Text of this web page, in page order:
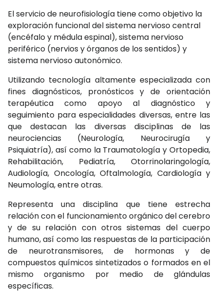
El servicio de neurofisiología tiene como objetivo la
exploración funcional del sistema nervioso central
(encéfalo y médula espinal), sistema nervioso
periférico (nervios y órganos de los sentidos) y
sistema nervioso autonómico.
Utilizando tecnología altamente especializada con
fines diagnósticos, pronósticos y de orientación
terapéutica como apoyo al diagnóstico y
seguimiento para especialidades diversas, entre las
que destacan las diversas disciplinas de las
neurociencias (Neurología, Neurocirugía y
Psiquiatría), así como la Traumatología y Ortopedia,
Rehabilitación, Pediatría, Otorrinolaringología,
Audiología, Oncología, Oftalmología, Cardiología y
Neumología, entre otras.
Representa una disciplina que tiene estrecha
relación con el funcionamiento orgánico del cerebro
y de su relación con otros sistemas del cuerpo
humano, así como las respuestas de la participación
de neurotransmisores, de hormonas y de
compuestos químicos sintetizados o formados en el
mismo organismo por medio de glándulas
específicas.